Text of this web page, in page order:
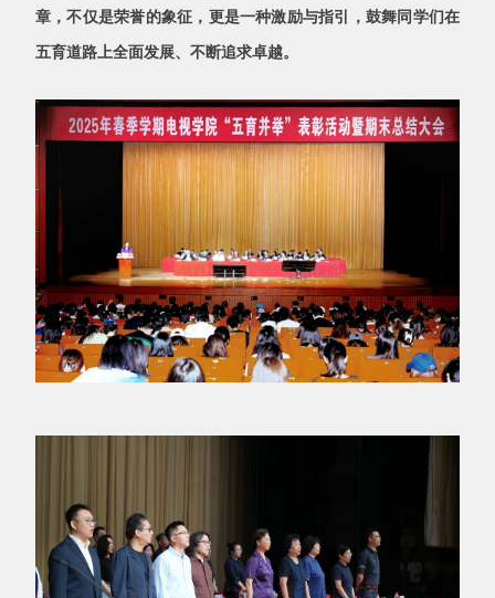
章，不仅是荣誉的象征，更是一种激励与指引，鼓舞同学们在
五育道路上全面发展、不断追求卓越。